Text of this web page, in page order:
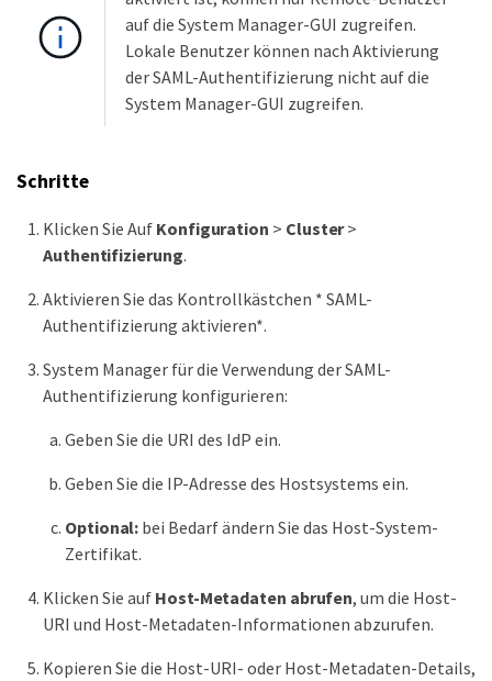
auf die System Manager-GUI zugreifen.
Lokale Benutzer können nach Aktivierung
der SAML-Authentifizierung nicht auf die
System Manager-GUI zugreifen.
Schritte
Klicken Sie Auf Konfiguration > Cluster>
Authentifizierung.
Aktivieren Sie das Kontrollkästchen * SAML-
Authentifizierung aktivieren*.
System Manager für die Verwendung der SAML-
Authentifizierung konfigurieren:
Geben Sie die URI des IdP ein.
Geben Sie die IP-Adresse des Hostsystems ein.
Optional: bei Bedarf ändern Sie das Host-System-
Zertifikat.
Klicken Sie auf Host-Metadaten abrufen, um die Host-
URI und Host-Metadaten-Informationen abzurufen.
Kopieren Sie die Host-URI- oder Host-Metadaten-Details,